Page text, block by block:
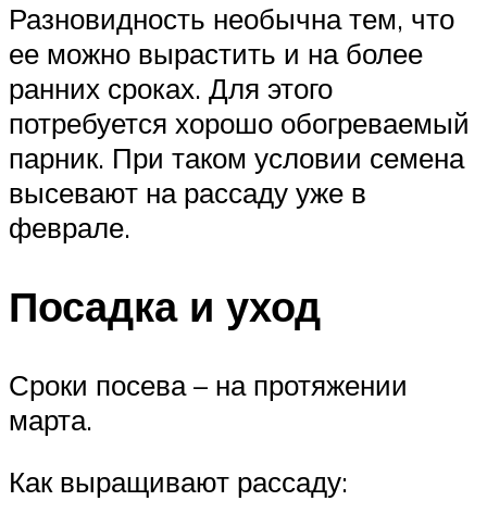
Разновидность необычна тем, что
ее можно вырастить и на более
ранних сроках. Для этого
потребуется хорошо обогреваемый
парник. При таком условии семена
высевают на рассаду уже в
феврале.
Посадка и уход
Сроки посева – на протяжении
марта.
Как выращивают рассаду: